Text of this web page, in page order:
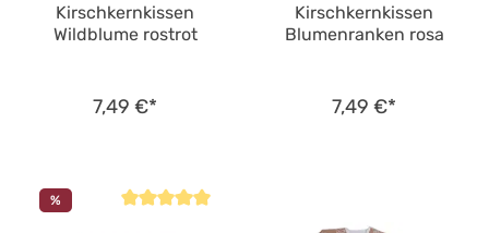
Kirschkernkissen
Wildblume rostrot
7,49 €*
Kirschkernkissen
Blumenranken rosa
7,49 €*
%
Durchschnittliche Bewertung von 5 von 5 Sternen